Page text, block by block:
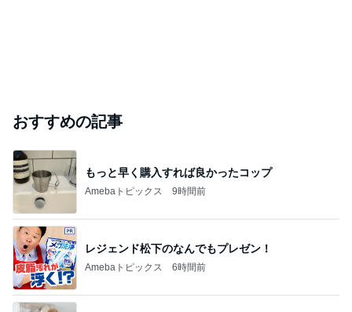
おすすめの記事
もっと早く購入すれば良かったコップ
Amebaトピックス 9時間前
レジェンド松下のなんでもプレゼン！
Amebaトピックス 6時間前